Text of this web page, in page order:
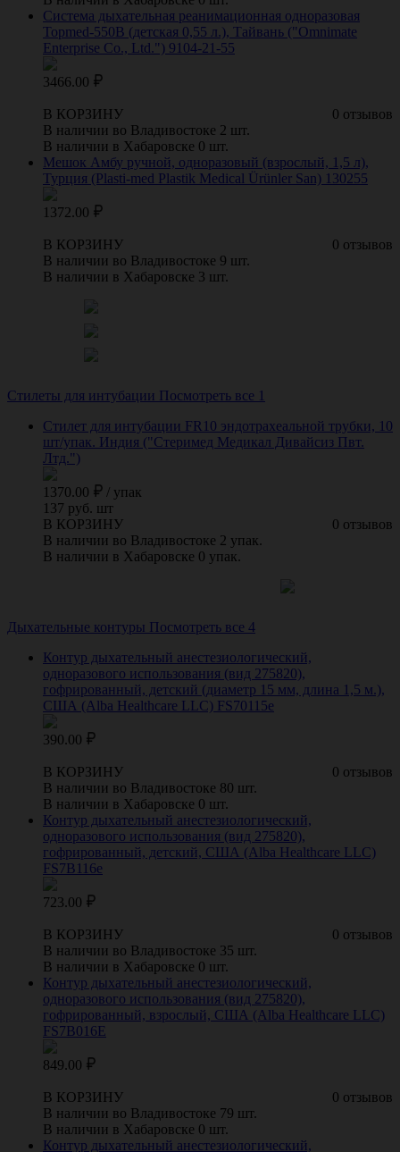
Система дыхательная реанимационная одноразовая
Topmed-550В (детская 0,55 л.), Тайвань ("Omnimate
Enterprise Co., Ltd.") 9104-21-55
3466.00
0 отзывов
В КОРЗИНУ
В наличии во Владивостоке 2 шт.
В наличии в Хабаровске 0 шт.
Мешок Амбу ручной, одноразовый (взрослый, 1,5 л),
Турция (Plasti-med Plastik Medical Ürünler San) 130255
1372.00
0 отзывов
В КОРЗИНУ
В наличии во Владивостоке 9 шт.
В наличии в Хабаровске 3 шт.
Стилеты для интубации Посмотреть все 1
Стилет для интубации FR10 эндотрахеальной трубки, 10
шт/упак. Индия ("Стеримед Медикал Дивайсиз Пвт.
Лтд.")
1370.00 / упак
137 руб. шт
0 отзывов
В КОРЗИНУ
В наличии во Владивостоке 2 упак.
В наличии в Хабаровске 0 упак.
Дыхательные контуры Посмотреть все 4
Контур дыхательный анестезиологический,
одноразового использования (вид 275820),
гофрированный, детский (диаметр 15 мм, длина 1,5 м.),
США (Alba Healthcare LLC) FS70115e
390.00
0 отзывов
В КОРЗИНУ
В наличии во Владивостоке 80 шт.
В наличии в Хабаровске 0 шт.
Контур дыхательный анестезиологический,
одноразового использования (вид 275820),
гофрированный, детский, США (Alba Healthcare LLC)
FS7B116e
723.00
0 отзывов
В КОРЗИНУ
В наличии во Владивостоке 35 шт.
В наличии в Хабаровске 0 шт.
Контур дыхательный анестезиологический,
одноразового использования (вид 275820),
гофрированный, взрослый, США (Alba Healthcare LLC)
FS7B016Е
849.00
0 отзывов
В КОРЗИНУ
В наличии во Владивостоке 79 шт.
В наличии в Хабаровске 0 шт.
Контур дыхательный анестезиологический,